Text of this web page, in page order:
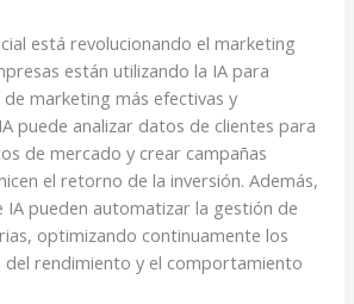
está revolucionando el marketing
están utilizando la IA para
marketing más efectivas y
puede analizar datos de clientes para
de mercado y crear campañas
el retorno de la inversión. Además,
IA pueden automatizar la gestión de
optimizando continuamente los
del rendimiento y el comportamiento